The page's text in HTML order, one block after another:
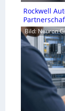
Rockwell
Bild: Neuron